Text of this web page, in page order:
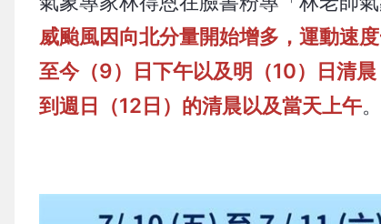
威颱風因向北分量開始增多，運動速
至今（9）日下午以及明（10）日清
到週日（12日）的清晨以及當天上午。